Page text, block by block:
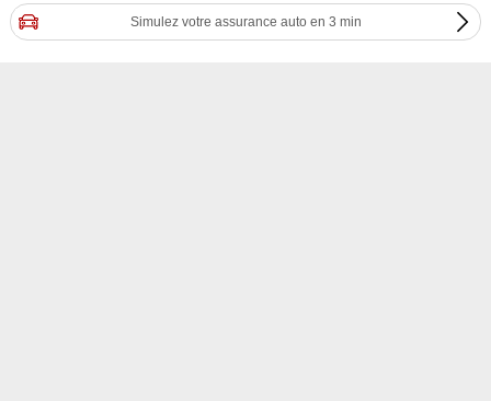
Simulez votre assurance auto en 3 min